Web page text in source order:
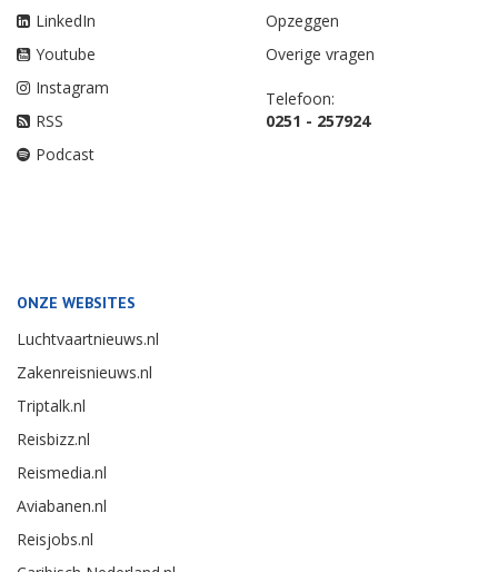
LinkedIn
Youtube
Instagram
RSS
Podcast
Opzeggen
Overige vragen
Telefoon:
0251 - 257924
ONZE WEBSITES
Luchtvaartnieuws.nl
Zakenreisnieuws.nl
Triptalk.nl
Reisbizz.nl
Reismedia.nl
Aviabanen.nl
Reisjobs.nl